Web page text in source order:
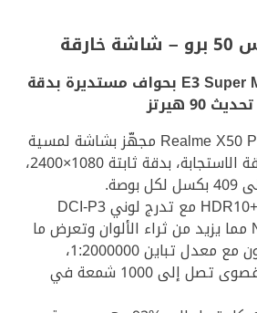
E3 Super بحواف مستديرة بدقة
90 هيرتز
هاتف ذكي ريلمي Realme X50 Pro مجهّز بشاشة لمسية
بحجم 6.44 بوصة، فائقة الاستجابة، بدقة ثابتة 1080×2400،
الشاشة تدعم تقنية +HDR10 مع تدرج لوني DCI-P3
100% و NTSC 105% مما يزيد من ثراء الألوان وتعرض ما
يصل إلى 16 مليون لون مع معدل تباين 1:2000000،
وإضاءة خلفية بقدرة قصوى تصل إلى 1000 شمعة في